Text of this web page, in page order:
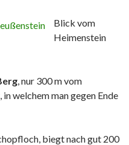
Blick vom
Heimenstein
, nur 300 m vom
welchem man gegen Ende
biegt nach gut 200